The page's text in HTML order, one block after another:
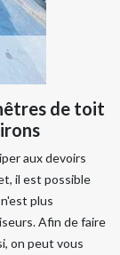
de toit
aux devoirs
il est possible
plus
Afin de faire
on peut vous